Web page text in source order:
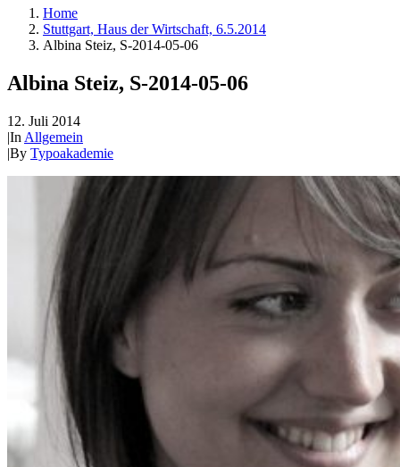
Home
Stuttgart, Haus der Wirtschaft, 6.5.2014
Albina Steiz, S-2014-05-06
Albina Steiz, S-2014-05-06
12. Juli 2014
|In Allgemein
|By Typoakademie